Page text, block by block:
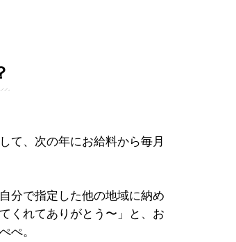
て、次の年にお給料から毎月
分で指定した他の地域に納め
くれてありがとう〜」と、お
ぺ。